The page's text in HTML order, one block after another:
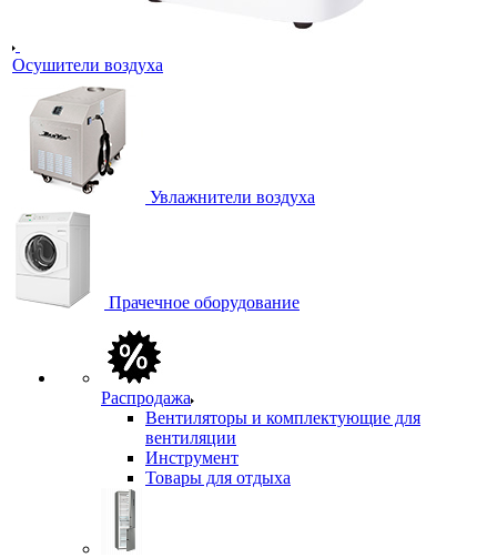
Осушители воздуха
Увлажнители воздуха
Прачечное оборудование
Распродажа
Вентиляторы и комплектующие для
вентиляции
Инструмент
Товары для отдыха